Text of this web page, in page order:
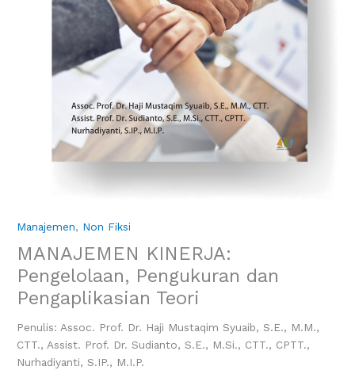
Manajemen, Non Fiksi
MANAJEMEN KINERJA:
Pengelolaan, Pengukuran dan
Pengaplikasian Teori
Penulis: Assoc. Prof. Dr. Haji Mustaqim Syuaib, S.E., M.M.,
CTT., Assist. Prof. Dr. Sudianto, S.E., M.Si., CTT., CPTT.,
Nurhadiyanti, S.IP., M.I.P.